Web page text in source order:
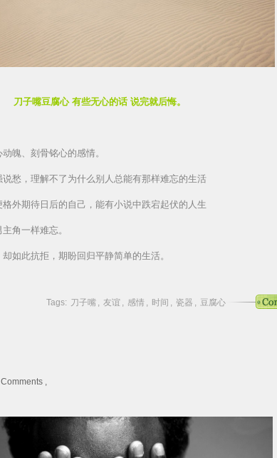
刀子嘴豆腐心 有些无心的话 说完就后悔。
魄、刻骨铭心的感情。
愁，理解不了为什么别人总能有那样难忘的生活
格外期待日后的自己，能有小说中跌宕起伏的人生
主角一样难忘。
如此抗拒，期盼回归平静简单的生活。
Tags: 刀子嘴 , 友谊 , 感情 , 时间 , 瓷器 , 豆腐心
,